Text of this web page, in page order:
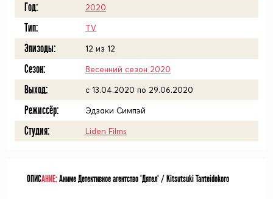
Год: 2020
Тип: TV
Эпизоды: 12 из 12
Сезон: Весенний сезон 2020
Выход: c 13.04.2020 по 29.06.2020
Режиссёр: Эдзаки Симпэй
Студия: Liden Films
ОПИСАНИЕ:Аниме Детективное агентство "Дятел" / Kitsutsuki Tanteidokoro